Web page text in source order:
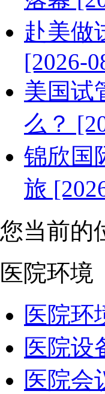
赴美做
[2026-
美国试
么？
锦欣国
旅
您当前的
医院环境
医院环
医院设
医院会